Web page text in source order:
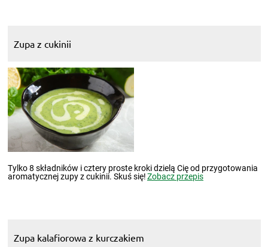
Zupa z cukinii
Tylko 8 składników i cztery proste kroki dzielą Cię od przygotowania
aromatycznej zupy z cukinii. Skuś się!Zobacz przepis
Zupa kalafiorowa z kurczakiem